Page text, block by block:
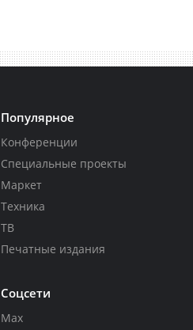
Популярное
Конференции
Специальные проекты
Маркет
Техника
ТВ
Печатные издания
Соцсети
Max